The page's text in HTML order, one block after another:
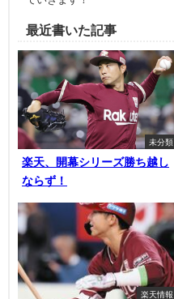
最近書いた記事
未分類
楽天、開幕シリーズ勝ち越し
ならず！
楽天情報